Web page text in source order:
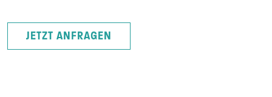
JETZT ANFRAGEN